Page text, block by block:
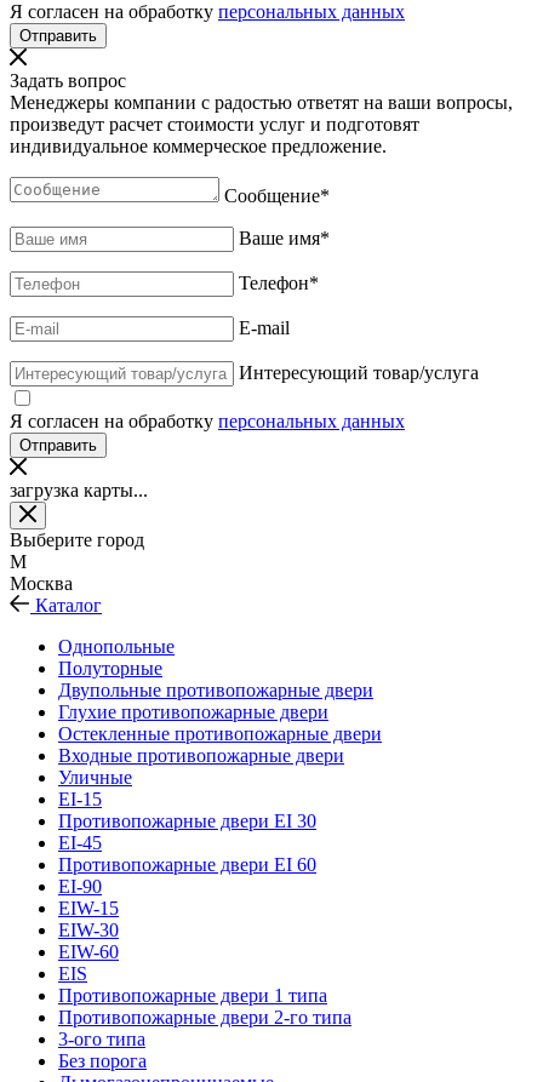
Я согласен на обработку персональных данных
Задать вопрос
Менеджеры компании с радостью ответят на ваши вопросы,
произведут расчет стоимости услуг и подготовят
индивидуальное коммерческое предложение.
Сообщение*
Ваше имя*
Телефон*
E-mail
Интересующий товар/услуга
Я согласен на обработку персональных данных
загрузка карты...
Выберите город
М
Москва
Каталог
Однопольные
Полуторные
Двупольные противопожарные двери
Глухие противопожарные двери
Остекленные противопожарные двери
Входные противопожарные двери
Уличные
EI-15
Противопожарные двери EI 30
EI-45
Противопожарные двери EI 60
EI-90
EIW-15
EIW-30
EIW-60
EIS
Противопожарные двери 1 типа
Противопожарные двери 2-го типа
3-ого типа
Без порога